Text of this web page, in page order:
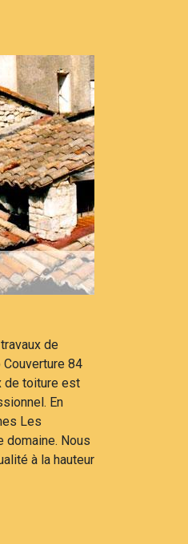
de
84
de toiture est
En
Les
domaine. Nous
à la hauteur